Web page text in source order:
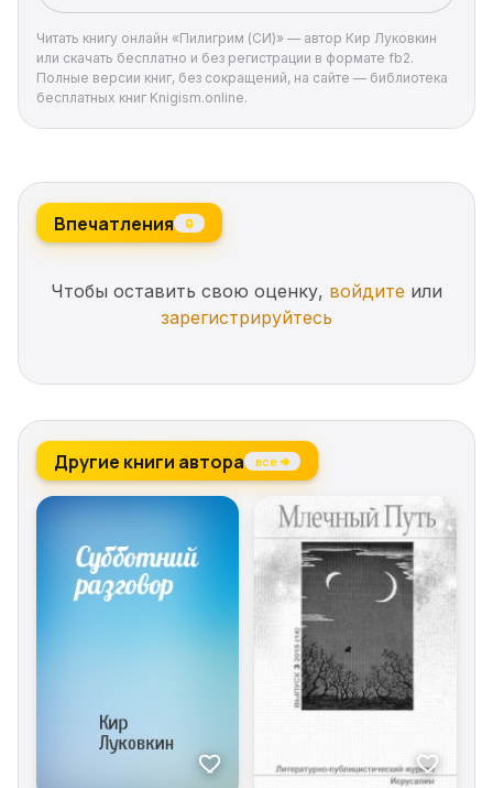
Читать книгу онлайн «Пилигрим (СИ)» — автор Кир Луковкин
или скачать бесплатно и без регистрации в формате fb2.
Полные версии книг, без сокращений, на сайте — библиотека
бесплатных книг Knigism.online.
Впечатления 0
Чтобы оставить свою оценку, войдите или
зарегистрируйтесь
Другие книги автора все →